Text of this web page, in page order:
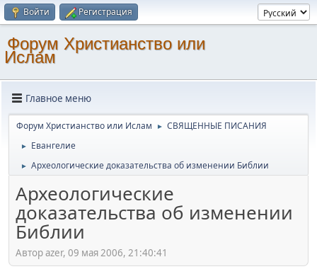
Войти Регистрация
Форум Христианство или
Ислам
Главное меню
Форум Христианство или Ислам ► СВЯЩЕННЫЕ ПИСАНИЯ
► Евангелие
► Археологические доказательства об изменении Библии
Археологические
доказательства об изменении
Библии
Автор azer, 09 мая 2006, 21:40:41